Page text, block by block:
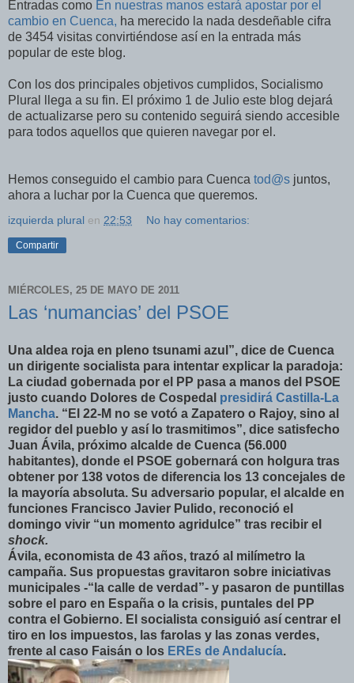
Entradas como En nuestras manos estará apostar por el
cambio en Cuenca, ha merecido la nada desdeñable cifra
de 3454 visitas convirtiéndose así en la entrada más
popular de este blog.
Con los dos principales objetivos cumplidos, Socialismo
Plural llega a su fin. El próximo 1 de Julio este blog dejará
de actualizarse pero su contenido seguirá siendo accesible
para todos aquellos que quieren navegar por el.
Hemos conseguido el cambio para Cuenca tod@s juntos,
ahora a luchar por la Cuenca que queremos.
izquierda plural en 22:53 No hay comentarios:
Compartir
MIÉRCOLES, 25 DE MAYO DE 2011
Las ‘numancias’ del PSOE
Una aldea roja en pleno tsunami azul”, dice de Cuenca
un dirigente socialista para intentar explicar la paradoja:
La ciudad gobernada por el PP pasa a manos del PSOE
justo cuando Dolores de Cospedal presidirá Castilla-La
Mancha. “El 22-M no se votó a Zapatero o Rajoy, sino al
regidor del pueblo y así lo trasmitimos”, dice satisfecho
Juan Ávila, próximo alcalde de Cuenca (56.000
habitantes), donde el PSOE gobernará con holgura tras
obtener por 138 votos de diferencia los 13 concejales de
la mayoría absoluta. Su adversario popular, el alcalde en
funciones Francisco Javier Pulido, reconoció el
domingo vivir “un momento agridulce” tras recibir el
shock.
Ávila, economista de 43 años, trazó al milímetro la
campaña. Sus propuestas gravitaron sobre iniciativas
municipales -“la calle de verdad”- y pasaron de puntillas
sobre el paro en España o la crisis, puntales del PP
contra el Gobierno. El socialista consiguió así centrar el
tiro en los impuestos, las farolas y las zonas verdes,
frente al caso Faisán o los EREs de Andalucía.